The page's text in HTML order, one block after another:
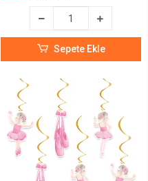
Sepete Ekle